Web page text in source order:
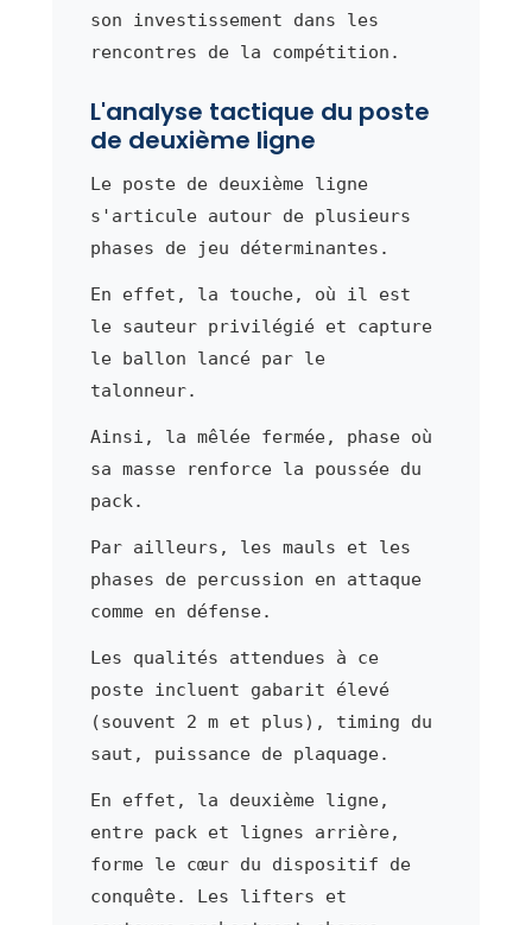
son investissement dans les
rencontres de la compétition.
L'analyse tactique du poste
de deuxième ligne
Le poste de deuxième ligne
s'articule autour de plusieurs
phases de jeu déterminantes.
En effet, la touche, où il est
le sauteur privilégié et capture
le ballon lancé par le
talonneur.
Ainsi, la mêlée fermée, phase où
sa masse renforce la poussée du
pack.
Par ailleurs, les mauls et les
phases de percussion en attaque
comme en défense.
Les qualités attendues à ce
poste incluent gabarit élevé
(souvent 2 m et plus), timing du
saut, puissance de plaquage.
En effet, la deuxième ligne,
entre pack et lignes arrière,
forme le cœur du dispositif de
conquête. Les lifters et